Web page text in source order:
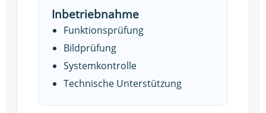
Inbetriebnahme
Funktionsprüfung
Bildprüfung
Systemkontrolle
Technische Unterstützung